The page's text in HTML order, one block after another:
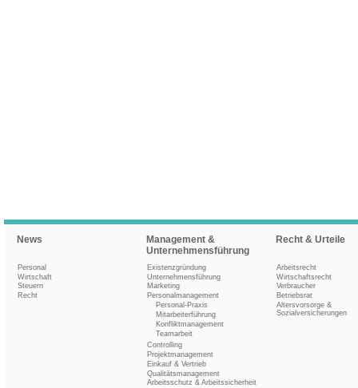
News
Personal
Wirtschaft
Steuern
Recht
Management &
Unternehmensführung
Existenzgründung
Unternehmensführung
Marketing
Personalmanagement
Personal-Praxis
Mitarbeiterführung
Konfliktmanagement
Teamarbeit
Controlling
Projektmanagement
Einkauf & Vertrieb
Qualitätsmanagement
Arbeitsschutz & Arbeitssicherheit
Recht & Urteile
Arbeitsrecht
Wirtschaftsrecht
Verbraucher
Betriebsrat
Altersvorsorge &
Sozialversicherungen